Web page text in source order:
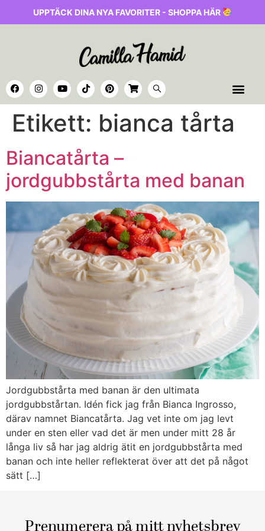
UPPTÄCK DINA NYA FAVORITER - SHOPPA HÄR
Etikett: bianca tårta
Biancatårta –
jordgubbstårta med banan
Jordgubbstårta med banan är den ultimata
jordgubbstårtan. Idén fick jag från Bianca Ingrosso,
därav namnet Biancatårta. Jag vet inte om jag levt
under en sten eller vad det är men under mitt 28 år
långa liv så har jag aldrig ätit en jordgubbstårta med
banan och inte heller reflekterat över att det på något
sätt […]